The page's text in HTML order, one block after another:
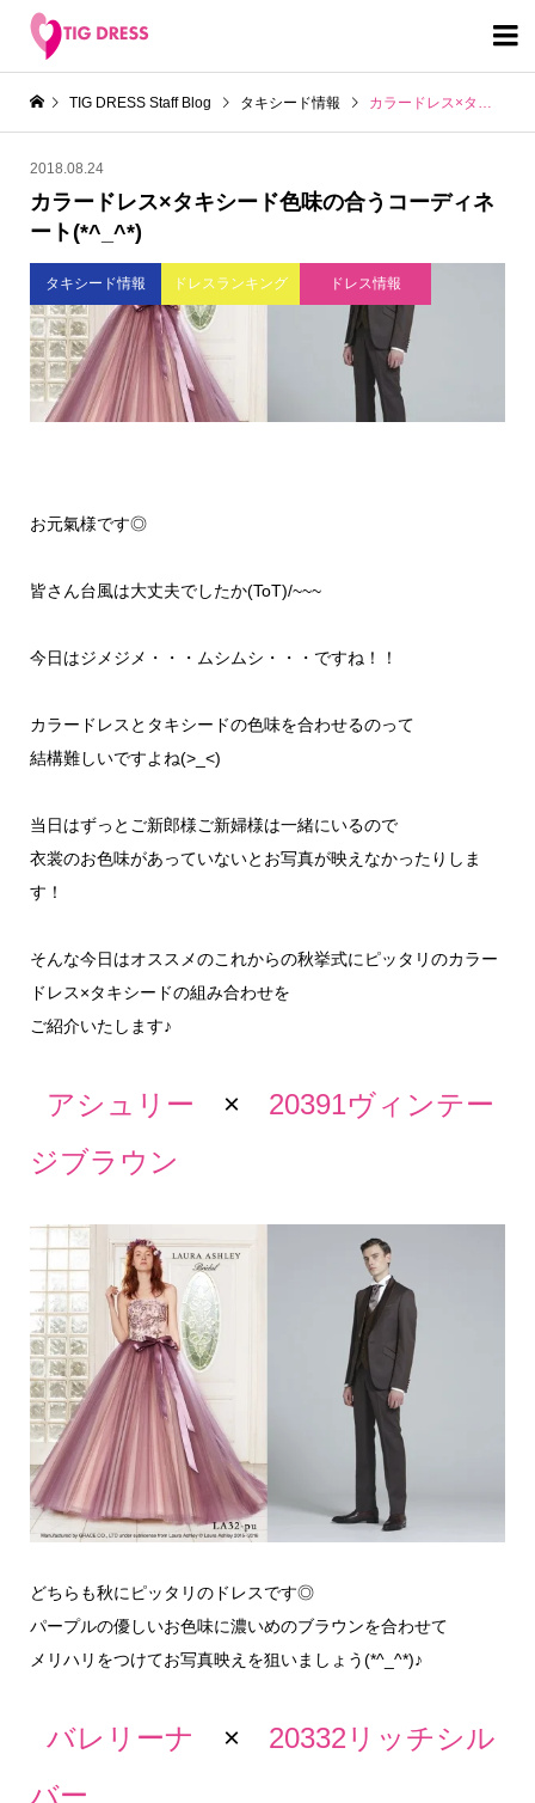

TIG DRESS Staff Blog タキシード情報 カラードレス×タキシード色味の合うコーディネート(*^_^*)
2018.08.24
カラードレス×タキシード色味の合うコーディネ
ート(*^_^*)
タキシード情報 ドレスランキング ドレス情報
お元氣様です◎
皆さん台風は大丈夫でしたか(ToT)/~~~
今日はジメジメ・・・ムシムシ・・・ですね！！
カラードレスとタキシードの色味を合わせるのって
結構難しいですよね(>_<)
当日はずっとご新郎様ご新婦様は一緒にいるので
衣裳のお色味があっていないとお写真が映えなかったりしま
す！
そんな今日はオススメのこれからの秋挙式にピッタリのカラー
ドレス×タキシードの組み合わせを
ご紹介いたします♪
アシュリー × 20391ヴィンテー
ジブラウン
どちらも秋にピッタリのドレスです◎
パープルの優しいお色味に濃いめのブラウンを合わせて
メリハリをつけてお写真映えを狙いましょう(*^_^*)♪
バレリーナ × 20332リッチシル
バー